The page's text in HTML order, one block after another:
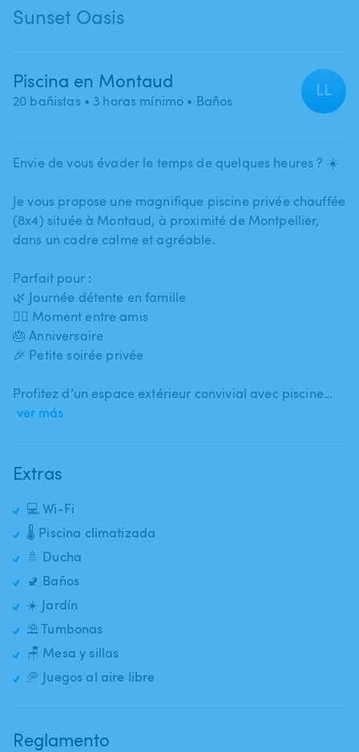
Sunset Oasis
Piscina en Montaud
20 bañistas • 3 horas mínimo • Baños
LL
Envie de vous évader le temps de quelques heures ? ☀️
Je vous propose une magnifique piscine privée chauffée
(8x4) située à Montaud​,​ à proximité de Montpellier​,​
dans un cadre calme et agréable.
Parfait pour :
🌿 Journée détente en famille
👯‍♀️ Moment entre amis
🎂 Anniversaire
🎉 Petite soirée privée
Profitez d’un espace extérieur convivial avec piscine…
ver más
Extras
💻 Wi-Fi
🌡️ Piscina climatizada
🚿 Ducha
🚽 Baños
☀️ Jardín
⛱️ Tumbonas
🪑 Mesa y sillas
🥏 Juegos al aire libre
Reglamento